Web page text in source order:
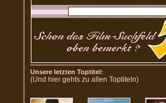
Unsere letzten Toptitel:
(Und hier gehts zu allen Toptiteln)